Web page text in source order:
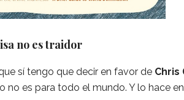
no es traidor
sí tengo que decir en favor de Chris
no es para todo el mundo. Y lo hace